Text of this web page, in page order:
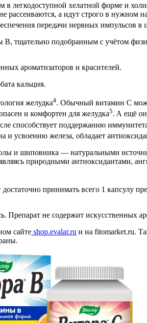
легкодоступной хелатной форме и
а идут строго в нужном
передачи нервных импульсов
тщательно подобранным с учётом
ароматизаторов и красителей.
кальция.
желудка4. Обычный витамин С
и комфортен для желудка5. А ещё он
способствует поддержанию
и усвоению железа, обладает
и шиповника — натуральными
природными антиоксидантами,
принимать всего 1 капсулу
Препарат не содержит искусственных
сайте shop.evalar.ru и на fitomarket.ru.